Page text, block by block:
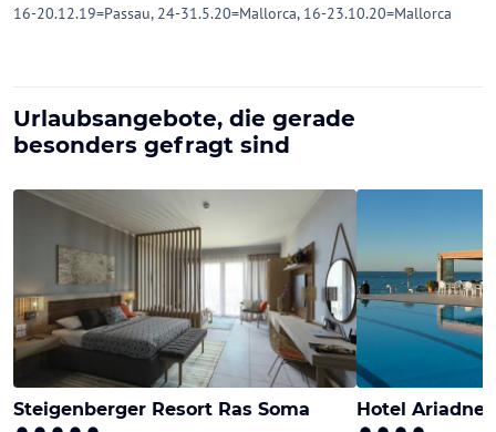
16-20.12.19=Passau, 24-31.5.20=Mallorca, 16-23.10.20=Mallorca